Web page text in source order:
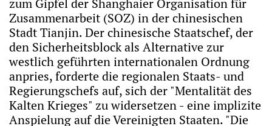
zum Gipfel der Shanghaier Organisation für
Zusammenarbeit (SOZ) in der chinesischen
Stadt Tianjin. Der chinesische Staatschef, der
den Sicherheitsblock als Alternative zur
westlich geführten internationalen Ordnung
anpries, forderte die regionalen Staats- und
Regierungschefs auf, sich der "Mentalität des
Kalten Krieges" zu widersetzen - eine implizite
Anspielung auf die Vereinigten Staaten. "Die